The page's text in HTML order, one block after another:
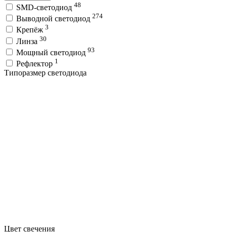
SMD-светодиод 48
Выводной светодиод 274
Крепёж 3
Линза 30
Мощный светодиод 93
Рефлектор 1
Типоразмер светодиода
Цвет свечения